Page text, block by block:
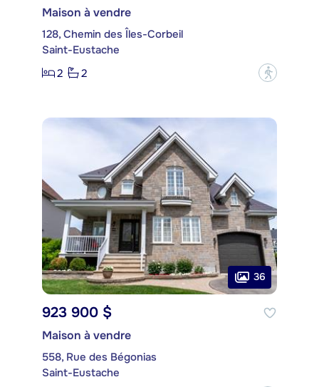
Maison à vendre
128, Chemin des Îles-Corbeil
Saint-Eustache
2
2 ?
36
923 900 $
Maison à vendre
558, Rue des Bégonias
Saint-Eustache